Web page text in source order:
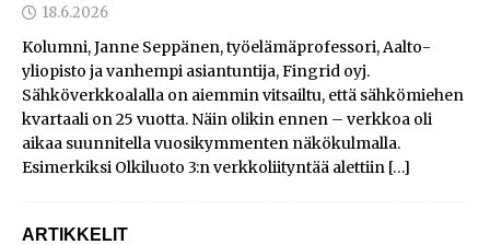
18.6.2026
Kolumni, Janne Seppänen, työelämäprofessori, Aalto-
yliopisto ja vanhempi asiantuntija, Fingrid oyj.
Sähköverkkoalalla on aiemmin vitsailtu, että sähkömiehen
kvartaali on 25 vuotta. Näin olikin ennen – verkkoa oli
aikaa suunnitella vuosikymmenten näkökulmalla.
Esimerkiksi Olkiluoto 3:n verkkoliityntää alettiin […]
ARTIKKELIT